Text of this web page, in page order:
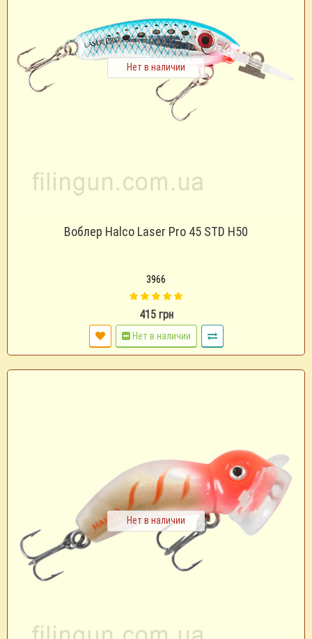
Нет в наличии
Воблер Halco Laser Pro 45 STD H50
3966
415 грн
Нет в наличии
Нет в наличии